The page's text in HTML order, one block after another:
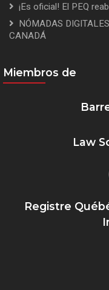
¡Es oficial! El PEQ
NÓMADAS
CANADÁ
Miembros de
Law
Registre